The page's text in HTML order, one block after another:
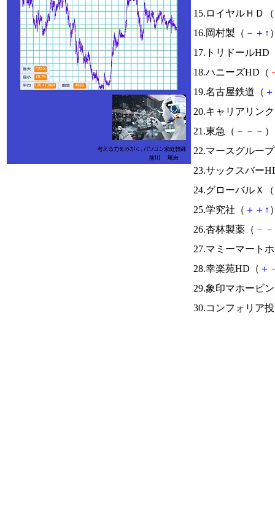
15.ロイヤルＨＤ（
16.岡村製（ － ＋ ↑
17.トリドールHD
18.ハニーズHD（
19.名古屋鉄道（ ＋
20.キャリアリン
21.東急（ － － －
22.マースグルー
23.サックスバー
24.グローバルＸ（
25.学究社（ ＋ ＋ ↑
26.杏林製薬（ － －
27.マミーマート
28.幸楽苑HD（ ＋
29.象印マホービ
30.コンフォリア